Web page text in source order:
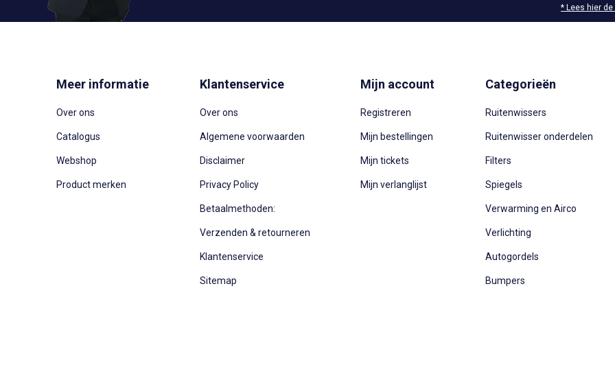
* Lees hier
Meer informatie
Over ons
Catalogus
Webshop
Product merken
Klantenservice
Over ons
Algemene voorwaarden
Disclaimer
Privacy Policy
Betaalmethoden:
Verzenden & retourneren
Klantenservice
Sitemap
Mijn account
Registreren
Mijn bestellingen
Mijn tickets
Mijn verlanglijst
Categorieën
Ruitenwissers
Ruitenwisser onderdelen
Filters
Spiegels
Verwarming en Airco
Verlichting
Autogordels
Bumpers